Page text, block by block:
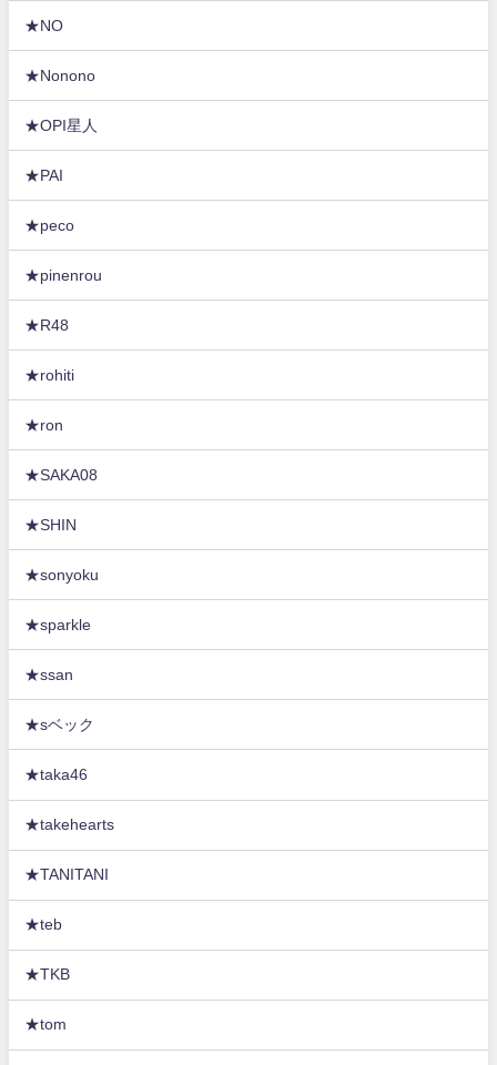
★NO
★Nonono
★OPI星人
★PAI
★peco
★pinenrou
★R48
★rohiti
★ron
★SAKA08
★SHIN
★sonyoku
★sparkle
★ssan
★sベック
★taka46
★takehearts
★TANITANI
★teb
★TKB
★tom